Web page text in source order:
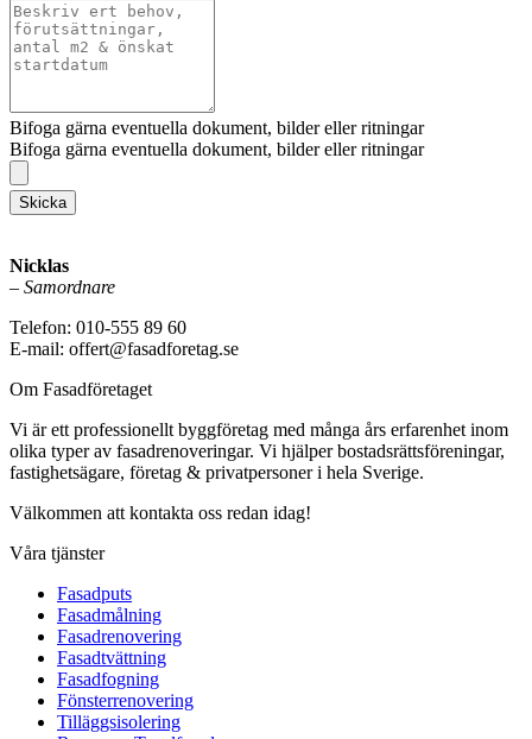
Bifoga gärna eventuella dokument, bilder eller ritningar
Bifoga gärna eventuella dokument, bilder eller ritningar
Skicka
Nicklas
– Samordnare
Telefon: 010-555 89 60
E-mail: offert@fasadforetag.se
Om Fasadföretaget
Vi är ett professionellt byggföretag med många års erfarenhet inom
olika typer av fasadrenoveringar. Vi hjälper bostadsrättsföreningar,
fastighetsägare, företag & privatpersoner i hela Sverige.
Välkommen att kontakta oss redan idag!
Våra tjänster
Fasadputs
Fasadmålning
Fasadrenovering
Fasadtvättning
Fasadfogning
Fönsterrenovering
Tilläggsisolering